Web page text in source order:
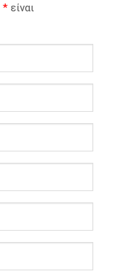
* είναι